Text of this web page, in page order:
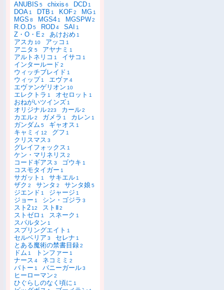
ANUBIS 5 chixis 6 DCD 1
DOA 1 DTB 1 KOF2 MG 1
MGS 8 MGS4 1 MGSPW2
R.O.D5 ROD4 SAI 1
Z・O・E2 あけおめ 1
アスカ 10 アッコ 1
アニタ 5 アヤナミ 1
アルトネリコ 1 イサコ 1
インタールード 2
ウィッチブレイド 1
ウィップ 1 エヴァ 4
エヴァンゲリオン 10
エレクトラ 1 オセロット 1
おねがいツインズ 1
オリジナル223 カール2
カエル2 ガメラ 1 カレン 1
ガンダム 5 ギャオス 1
キャミィ 12 グフ 1
クリスマス 3
グレイフォックス 1
ケン・マリネリス 2
コードギアス 3 ゴウキ 1
コスモタイガー 1
サガット 1 サキエル 1
ザク 2 サンタ 2 サンタ娘 5
ジエンド 1 ジャージ 1
ジョー 1 シン・ゴジラ 3
スト2 12 ストⅡ2
ストゼロ 1 スネーク 1
スパルタン 1
スプリングエイト 1
セルベリア 3 セレナ 1
とある魔術の禁書目録2
ドム 1 トンファー 1
ナース 4 ネコミミ 2
バトー 1 バニーガール3
ヒーローマン 2
ひぐらしのなく頃に 1